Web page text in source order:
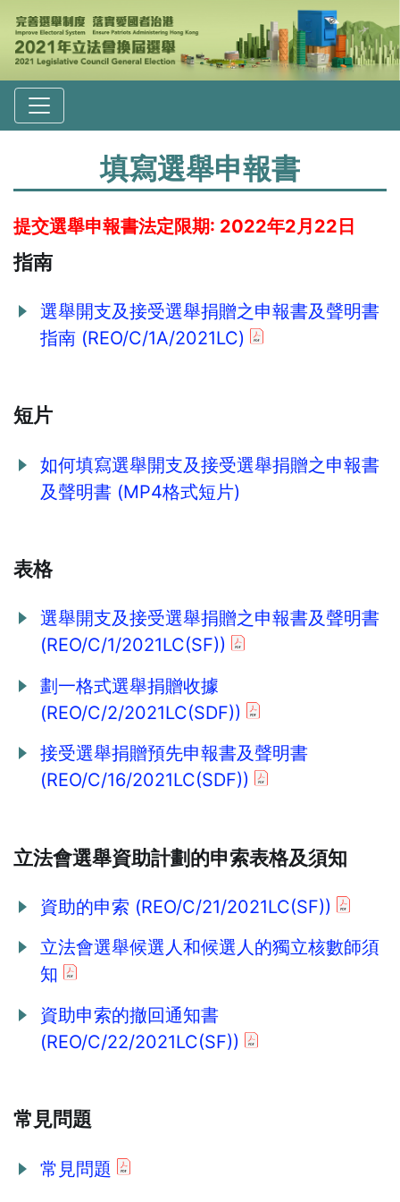
填寫選舉申報書
提交選舉申報書法定限期: 2022年2月22日
指南
選舉開支及接受選舉捐贈之申報書及聲明書
指南 (REO/C/1A/2021LC)
短片
如何填寫選舉開支及接受選舉捐贈之申報書
及聲明書 (MP4格式短片)
表格
選舉開支及接受選舉捐贈之申報書及聲明書
(REO/C/1/2021LC(SF))
劃一格式選舉捐贈收據
(REO/C/2/2021LC(SDF))
接受選舉捐贈預先申報書及聲明書
(REO/C/16/2021LC(SDF))
立法會選舉資助計劃的申索表格及須知
資助的申索 (REO/C/21/2021LC(SF))
立法會選舉候選人和候選人的獨立核數師須
知
資助申索的撤回通知書
(REO/C/22/2021LC(SF))
常見問題
常見問題